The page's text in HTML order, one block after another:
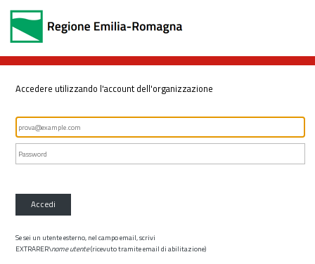
Accedere utilizzando l'account dell'organizzazione
Accedi
Se sei un utente esterno, nel campo email, scrivi
EXTRARER\nome utente(ricevuto tramite email di abilitazione)